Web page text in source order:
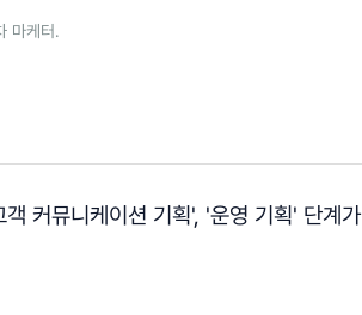
마케터.
커뮤니케이션 기획', '운영 기획' 단계가